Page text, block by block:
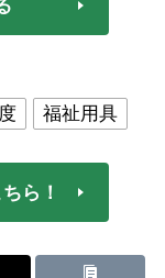
福祉用具
ら！